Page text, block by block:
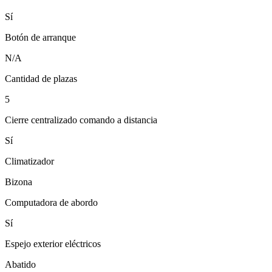
Sí
Botón de arranque
N/A
Cantidad de plazas
5
Cierre centralizado comando a distancia
Sí
Climatizador
Bizona
Computadora de abordo
Sí
Espejo exterior eléctricos
Abatido